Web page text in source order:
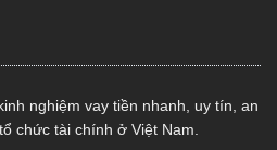
nghiệm vay tiền nhanh, uy tín, an
chức tài chính ở Việt Nam.